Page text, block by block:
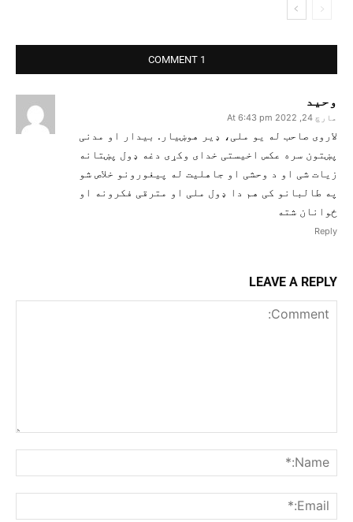
1 COMMENT
وحید
مارچ 24, 2022 At 6:43 pm
لاروی صاحب له یو ملی، ډیر هوښیار. بیدار او مدنی
پښتون سره عکس اخیستی خدای وکړی دغه ډول پښتانه
زیات شی او د وحشی او جاهلیت له پیغورونو خلاص شو
په طالبانو کی هم دا ډول ملی او مترقی فکرونه او
ځوانان شته
Reply
LEAVE A REPLY